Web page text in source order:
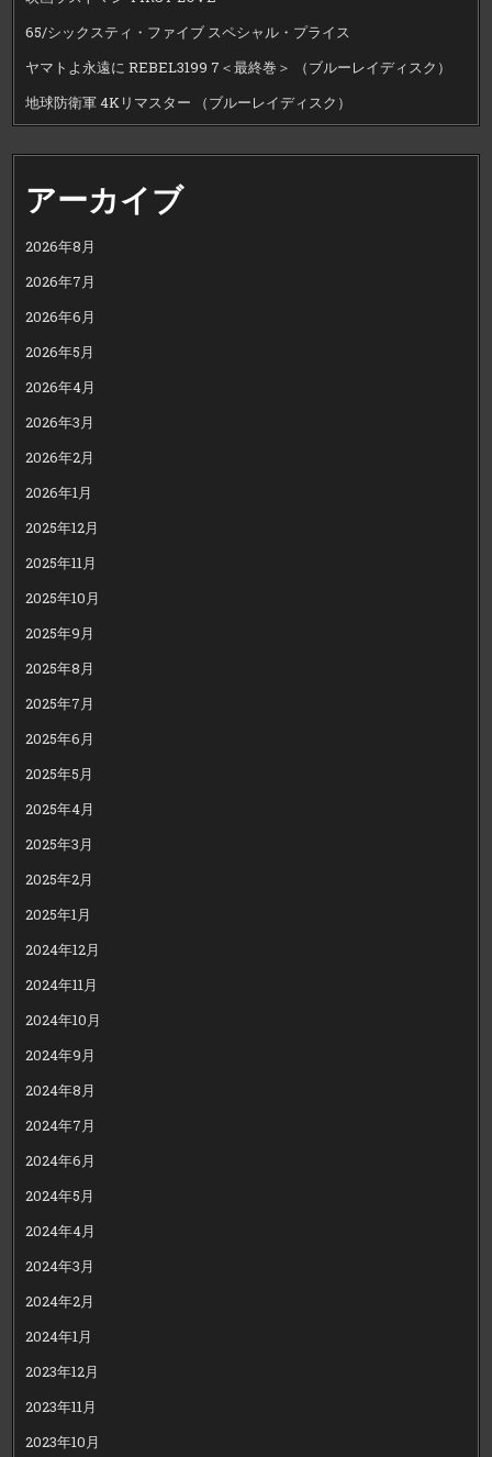
65/シックスティ・ファイブ スペシャル・プライス
ヤマトよ永遠に REBEL3199 7＜最終巻＞ （ブルーレイディスク）
地球防衛軍 4Kリマスター （ブルーレイディスク）
アーカイブ
2026年8月
2026年7月
2026年6月
2026年5月
2026年4月
2026年3月
2026年2月
2026年1月
2025年12月
2025年11月
2025年10月
2025年9月
2025年8月
2025年7月
2025年6月
2025年5月
2025年4月
2025年3月
2025年2月
2025年1月
2024年12月
2024年11月
2024年10月
2024年9月
2024年8月
2024年7月
2024年6月
2024年5月
2024年4月
2024年3月
2024年2月
2024年1月
2023年12月
2023年11月
2023年10月